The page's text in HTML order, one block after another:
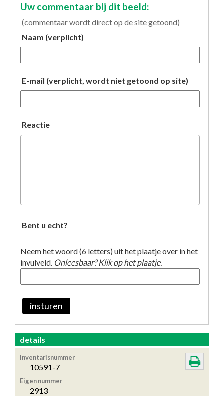
Uw commentaar bij dit beeld:
(commentaar wordt direct op de site getoond)
Naam (verplicht)
E-mail (verplicht, wordt niet getoond op site)
Reactie
Bent u echt?
Neem het woord (6 letters) uit het plaatje over in het
invulveld. Onleesbaar? Klik op het plaatje.
insturen
details
Inventarisnummer
10591-7
Eigen nummer
2913